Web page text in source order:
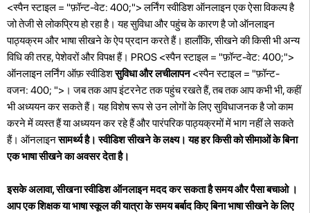
<स्पैन स्टाइल = "फ़ॉन्ट-वेट: 400;"> लर्निंग स्वीडिश ऑनलाइन एक ऐसा विकल्प है
जो तेजी से लोकप्रिय हो रहा है। यह सुविधा और पहुंच के कारण है जो ऑनलाइन
पाठ्यक्रम और भाषा सीखने के ऐप प्रदान करते हैं। हालाँकि, सीखने की किसी भी अन्य
विधि की तरह, पेशेवरों और विपक्ष हैं। PROS <स्पैन स्टाइल = "फ़ॉन्ट-वेट: 400;">
ऑनलाइन लर्निंग ऑफ़ स्वीडिशसुविधा और लचीलापन<स्पैन स्टाइल = "फ़ॉन्ट-
वजन: 400; ">। जब तक आप इंटरनेट तक पहुंच रखते हैं, तब तक आप कभी भी, कहीं
भी अध्ययन कर सकते हैं। यह विशेष रूप से उन लोगों के लिए सुविधाजनक है जो काम
करने में व्यस्त हैं या अध्ययन कर रहे हैं और पारंपरिक पाठ्यक्रमों में भाग नहीं ले सकते
हैं। ऑनलाइनसामर्थ्य है। स्वीडिश सीखने के लक्ष्य। यह हर किसी को सीमाओं के बिना
एक भाषा सीखने का अवसर देता है।
इसके अलावा, सीखना स्वीडिश ऑनलाइन मदद कर सकता हैसमय और पैसा बचाओ ।
आप एक शिक्षक या भाषा स्कूल की यात्रा के समय बर्बाद किए बिना भाषा सीखने के लिए